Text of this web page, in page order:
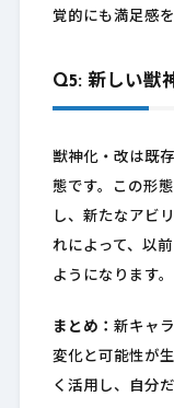
覚的にも満足感
Q5: 新しい獣
獣神化・改は既
態です。この形
し、新たなアビ
れによって、以
ようになります。
まとめ： 新キャ
変化と可能性が
く活用し、自分